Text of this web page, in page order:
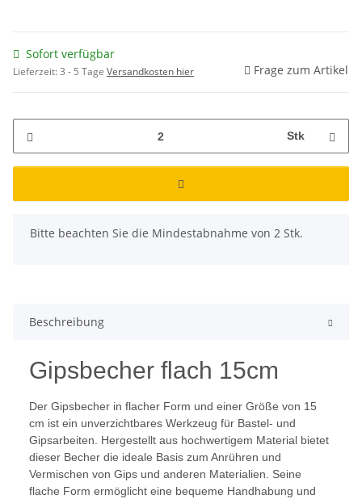
Sofort verfügbar
Lieferzeit:3 - 5 Tage Versandkosten hier Frage zum Artikel
Stk
x
Bitte beachten Sie die Mindestabnahme von 2 Stk.
Beschreibung
Gipsbecher flach 15cm
Der Gipsbecher in flacher Form und einer Größe von 15
cm ist ein unverzichtbares Werkzeug für Bastel- und
Gipsarbeiten. Hergestellt aus hochwertigem Material bietet
dieser Becher die ideale Basis zum Anrühren und
Vermischen von Gips und anderen Materialien. Seine
flache Form ermöglicht eine bequeme Handhabung und